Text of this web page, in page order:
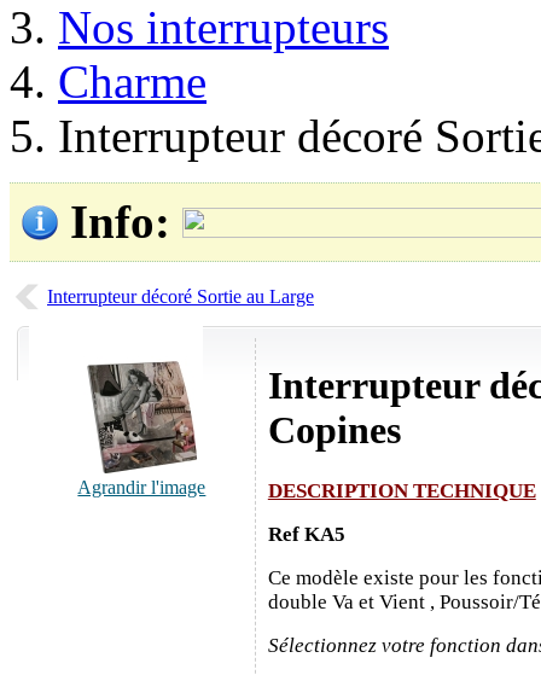
Nos interrupteurs
Charme
Interrupteur décoré
Info:
Interrupteur décoré Sortie au Large
Agrandir l'image
Interrupteur
Copines
DESCRIPTION TECHNIQUE
Ref KA5
Ce modèle existe pour les
double Va et Vient , Poussoir/
Sélectionnez votre fonction